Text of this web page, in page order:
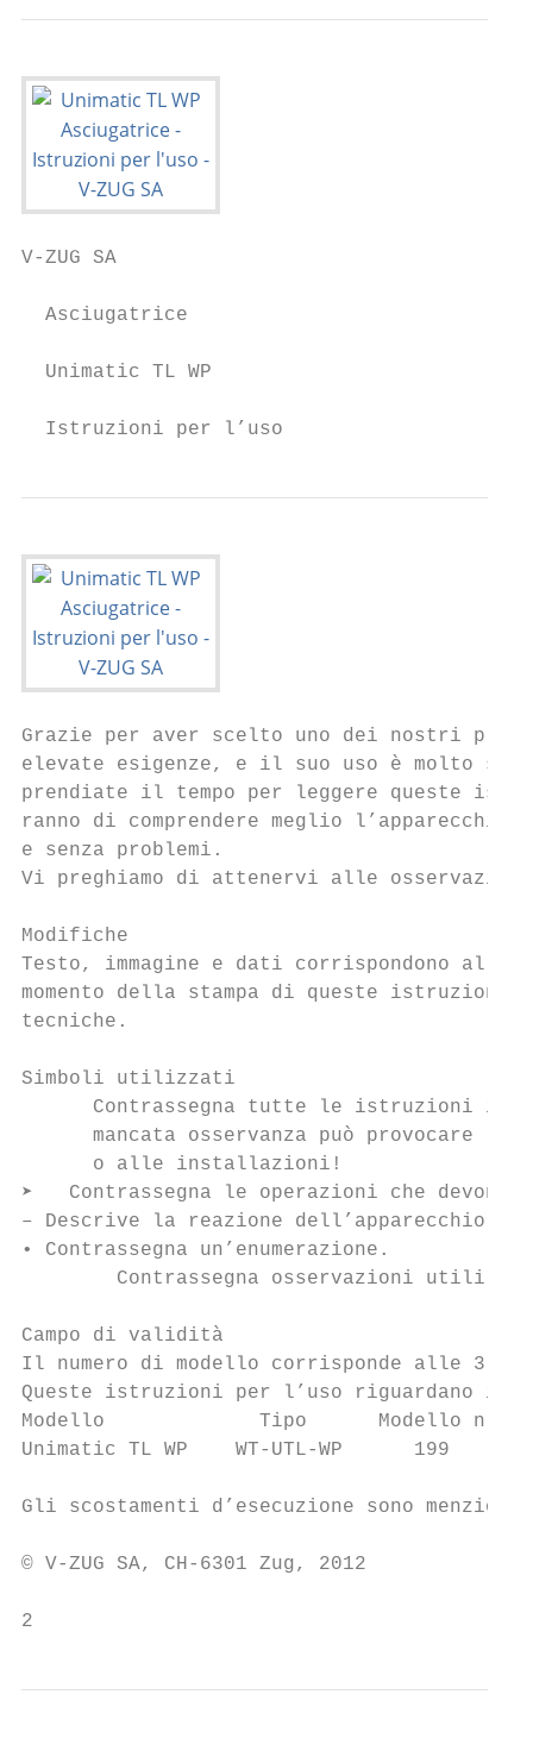
V-ZUG SA
  Asciugatrice
  Unimatic TL WP
  Istruzioni per l’uso
Grazie per aver scelto uno dei nostri
elevate esigenze, e il suo uso è molto
prendiate il tempo per leggere queste
ranno di comprendere meglio
e senza problemi.
Vi preghiamo di attenervi alle
Modifiche
Testo, immagine e dati corrispondono al
momento della stampa di queste
tecniche.
Simboli utilizzati
Contrassegna tutte le istruzioni
mancata osservanza può provocare
      o alle installazioni!
➤   Contrassegna le operazioni che devono
– Descrive la reazione dell’apparecchio a
• Contrassegna un’enumerazione.
Contrassegna osservazioni utili
Campo di validità
Il numero di modello corrisponde alle 3
Queste istruzioni per l’uso riguardano il
Modello             Tipo      Modello n.
Unimatic TL WP    WT-UTL-WP      199
Gli scostamenti d’esecuzione sono
© V-ZUG SA, CH-6301 Zug, 2012
2